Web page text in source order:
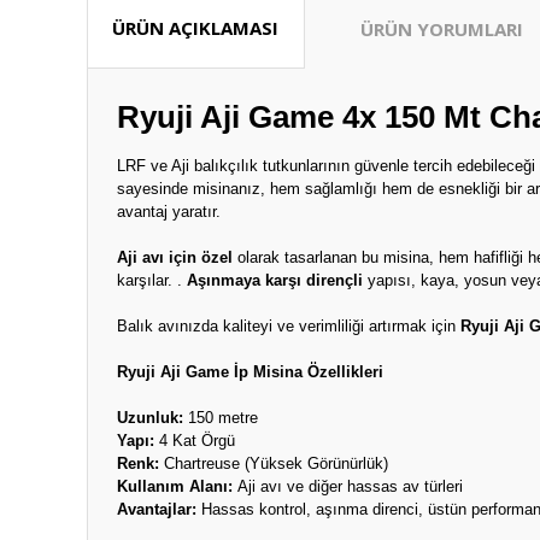
ÜRÜN AÇIKLAMASI ÜRÜN YORUMLARI
Ryuji Aji Game 4x 150 Mt
LRF ve Aji balıkçılık tutkunlarının güvenle tercih edebileceği
sayesinde misinanız, hem sağlamlığı hem de esnekliği bir
avantaj yaratır.
Aji avı için özel olarak tasarlanan bu misina, hem hafifliği
karşılar. . Aşınmaya karşı dirençli yapısı, kaya, yosun
Balık avınızda kaliteyi ve verimliliği artırmak için Ryuji Aji
Ryuji Aji Game İp Misina Özellikleri
Uzunluk: 150 metre
Yapı: 4 Kat Örgü
Renk: Chartreuse (Yüksek Görünürlük)
Kullanım Alanı: Aji avı ve diğer hassas av türleri
Avantajlar: Hassas kontrol, aşınma direnci, üstün